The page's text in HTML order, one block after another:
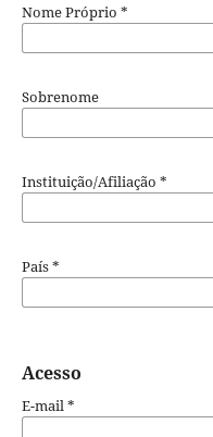
Nome Próprio *
Sobrenome
Instituição/Afiliação *
País*
Acesso
E-mail*